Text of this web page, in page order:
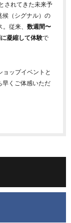
されてきた未来予
候（シグナル）の
従来、 数週間〜
凝縮して体験で
ップイベントと
早くご体感いただ